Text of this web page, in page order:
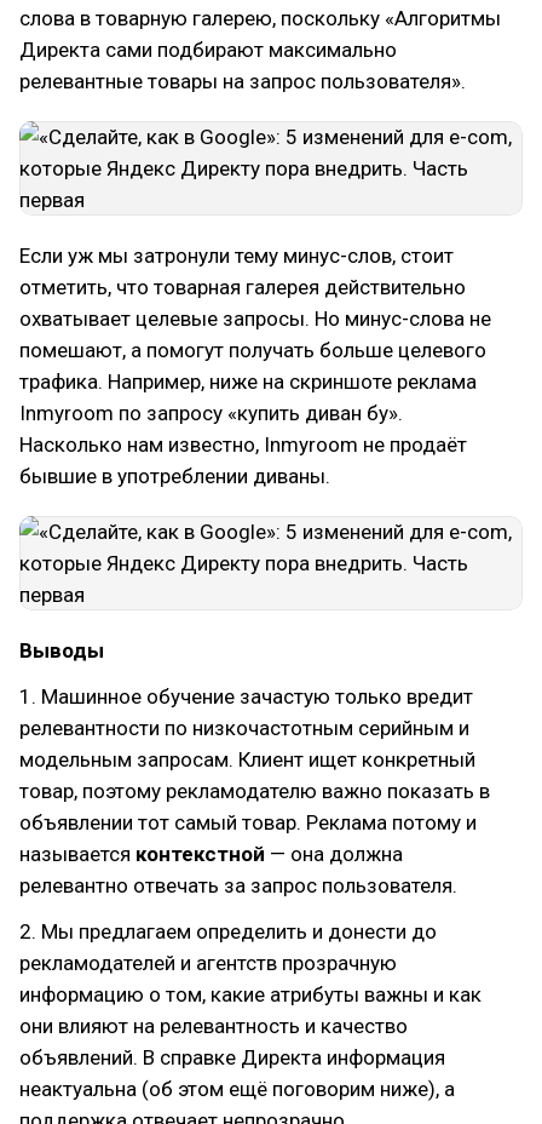
слова в товарную галерею, поскольку «Алгоритмы
Директа сами подбирают максимально
релевантные товары на запрос пользователя».
Если уж мы затронули тему минус-слов, стоит
отметить, что товарная галерея действительно
охватывает целевые запросы. Но минус-слова не
помешают, а помогут получать больше целевого
трафика. Например, ниже на скриншоте реклама
Inmyroom по запросу «купить диван бу».
Насколько нам известно, Inmyroom не продаёт
бывшие в употреблении диваны.
Выводы
1. Машинное обучение зачастую только вредит
релевантности по низкочастотным серийным и
модельным запросам. Клиент ищет конкретный
товар, поэтому рекламодателю важно показать в
объявлении тот самый товар. Реклама потому и
называется контекстной — она должна
релевантно отвечать за запрос пользователя.
2. Мы предлагаем определить и донести до
рекламодателей и агентств прозрачную
информацию о том, какие атрибуты важны и как
они влияют на релевантность и качество
объявлений. В справке Директа информация
неактуальна (об этом ещё поговорим ниже), а